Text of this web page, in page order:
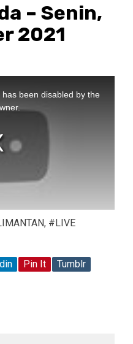
– Senin,
2021
, #LIVE
Pin It
Tumblr